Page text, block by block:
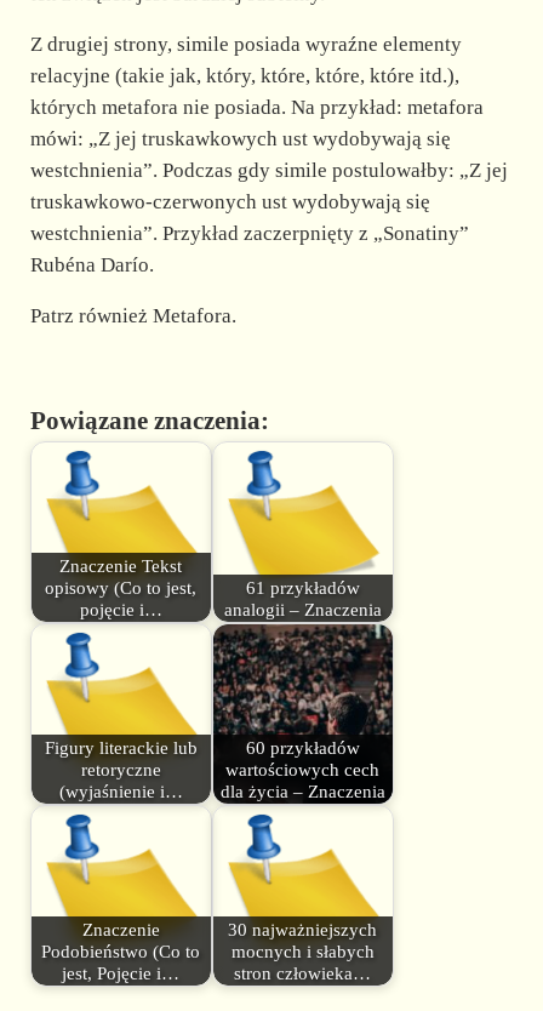
Z drugiej strony, simile posiada wyraźne elementy
relacyjne (takie jak, który, które, które, które itd.),
których metafora nie posiada. Na przykład: metafora
mówi: „Z jej truskawkowych ust wydobywają się
westchnienia”. Podczas gdy simile postulowałby: „Z jej
truskawkowo-czerwonych ust wydobywają się
westchnienia”. Przykład zaczerpnięty z „Sonatiny”
Rubéna Darío.
Patrz również Metafora.
Powiązane znaczenia:
Znaczenie Tekst
opisowy (Co to jest,
pojęcie i…
61 przykładów
analogii – Znaczenia
Figury literackie lub
retoryczne
(wyjaśnienie i…
60 przykładów
wartościowych cech
dla życia – Znaczenia
Znaczenie
Podobieństwo (Co to
jest, Pojęcie i…
30 najważniejszych
mocnych i słabych
stron człowieka…